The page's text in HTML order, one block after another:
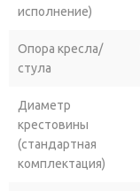
исполнение)
Опора кресла/
стула
Диаметр
крестовины
(стандартная
комплектация)